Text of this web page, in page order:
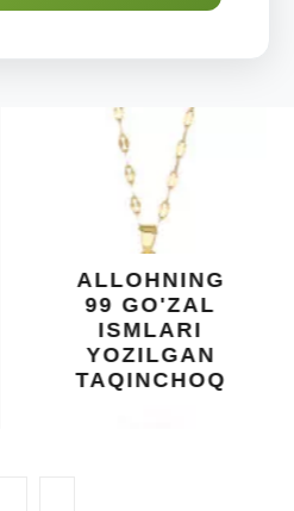
DIYORIDA
O'SUVCHI
KUNDUR
DARAXTINING
SHIFOBAXSH
YELIMI: AQL,
XOTIRA VA
UMUMIY
SALOMATLIK
UCHUN
BEBAHO
NE'MAT